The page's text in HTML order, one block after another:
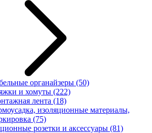
органайзеры (50)
и хомуты (222)
лента (18)
изоляционные материалы,
(75)
розетки и аксессуары (81)